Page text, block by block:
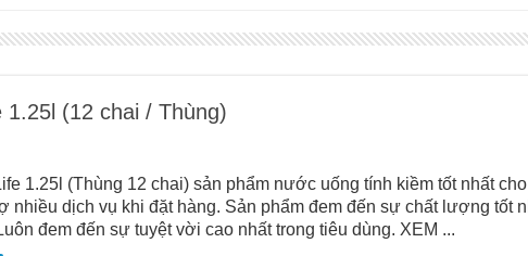
(12 chai / Thùng)
1.25l (Thùng 12 chai) sản phẩm nước uống tính kiềm tốt nhất
nhiều dịch vụ khi đặt hàng. Sản phẩm đem đến sự chất lượng tốt
đem đến sự tuyệt vời cao nhất trong tiêu dùng. XEM ...